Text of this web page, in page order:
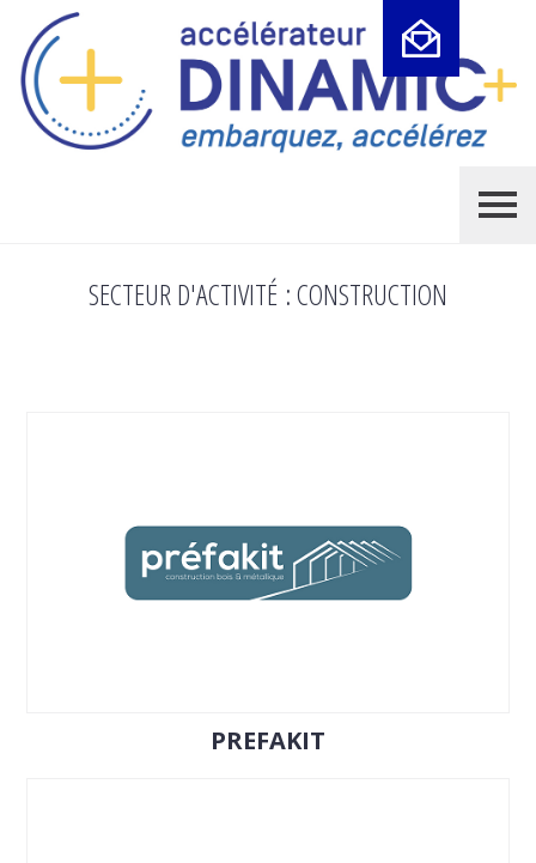
SECTEUR D'ACTIVITÉ :CONSTRUCTION
PREFAKIT
Cookies management panel